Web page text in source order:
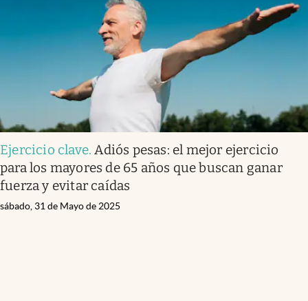
Ejercicio clave.Adiós pesas: el mejor ejercicio
para los mayores de 65 años que buscan ganar
fuerza y evitar caídas
sábado, 31 de Mayo de 2025